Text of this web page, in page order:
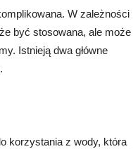
W zależności
być stosowana, ale może
Istnieją dwa główne
korzystania z wody, która